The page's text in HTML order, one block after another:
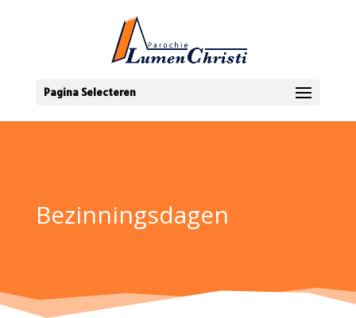
Pagina Selecteren
Bezinningsdagen